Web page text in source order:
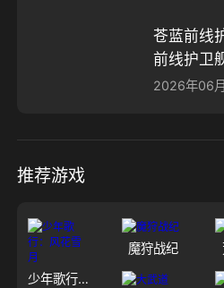
苍蓝前线
前线护卫
2026年06
推荐游戏
少年歌行：风花雪月
魔狩战纪